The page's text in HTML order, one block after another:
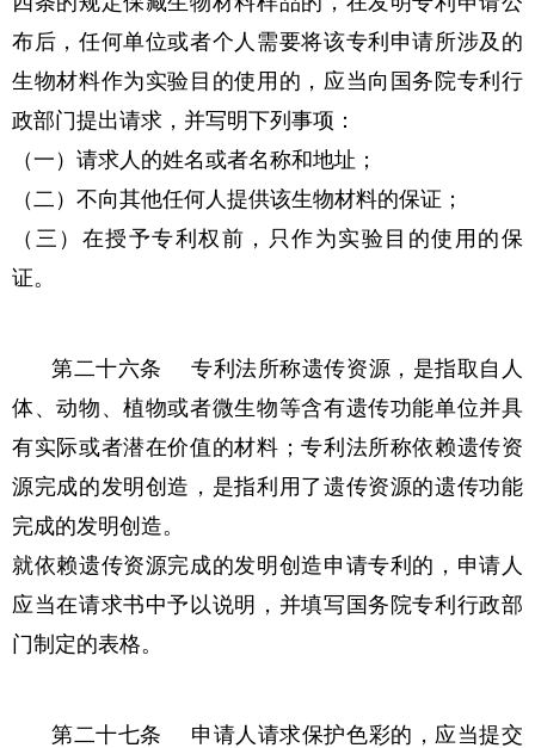
布后，任何单位或者个人需要将该专利申请所涉及的
生物材料作为实验目的使用的，应当向国务院专利行
政部门提出请求，并写明下列事项：
（一）请求人的姓名或者名称和地址；
（二）不向其他任何人提供该生物材料的保证；
（三）在授予专利权前，只作为实验目的使用的保
证。
第二十六条 专利法所称遗传资源，是指取自人
体、动物、植物或者微生物等含有遗传功能单位并具
有实际或者潜在价值的材料；专利法所称依赖遗传资
源完成的发明创造，是指利用了遗传资源的遗传功能
完成的发明创造。
就依赖遗传资源完成的发明创造申请专利的，申请人
应当在请求书中予以说明，并填写国务院专利行政部
门制定的表格。
第二十七条 申请人请求保护色彩的，应当提交